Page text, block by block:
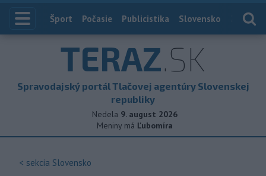
Index
Šport Počasie Publicistika Slovensko
TERAZ.SK
Spravodajský portál Tlačovej agentúry Slovenskej
republiky
Nedela 9. august 2026
Meniny má Ľubomíra
< sekcia Slovensko